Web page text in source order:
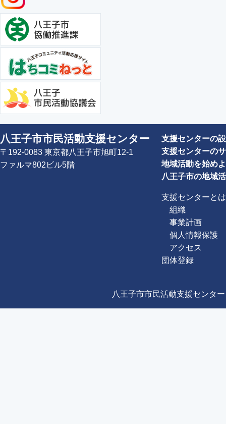
八王子市市民活動支援センター
〒192-0083 東京都八王子市旭町12-1
ファルマ802ビル5階
支援センターの
支援センターの
地域活動を始め
八王子市の地域
支援センターとは
組織
事業計画
個人情報保護
アクセス
団体登録
八王子市市民活動支援センタ